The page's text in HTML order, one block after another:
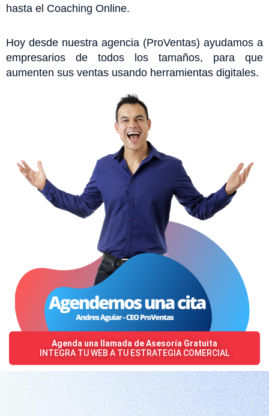
hasta el Coaching Online.
Hoy desde nuestra agencia (ProVentas) ayudamos a
empresarios de todos los tamaños, para que
aumenten sus ventas usando herramientas digitales.
Agenda una llamada de Asesoría Gratuita
INTEGRA TU WEB A TU ESTRATEGIA COMERCIAL